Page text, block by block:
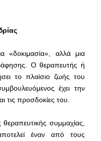
«δοκιμασία», αλλά μια
Ο θεραπευτής ή
το πλαίσιο ζωής του
έχει την
τις προσδοκίες του.
συμμαχίας,
έναν από τους